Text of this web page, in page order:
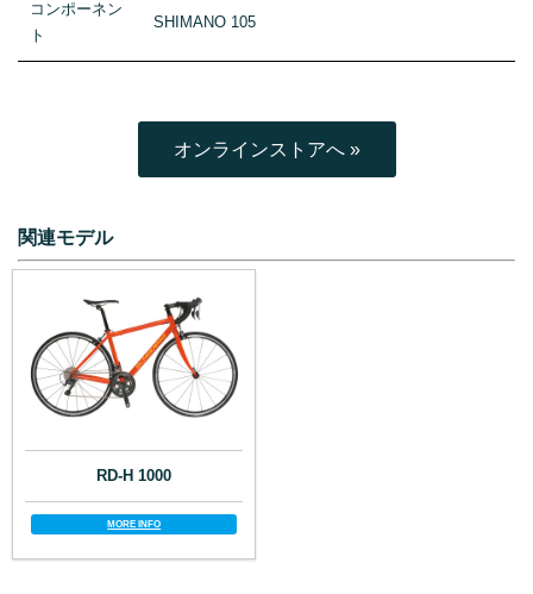
コンポーネン
ト
SHIMANO 105
オンラインストアへ »
関連モデル
RD-H 1000
MORE INFO